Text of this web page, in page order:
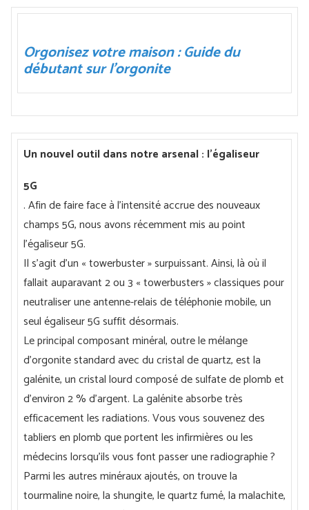
Orgonisez votre maison : Guide du
débutant sur l'orgonite
Un nouvel outil dans notre arsenal : l'égaliseur
5G
. Afin de faire face à l'intensité accrue des nouveaux
champs 5G, nous avons récemment mis au point
l'égaliseur 5G.
Il s'agit d'un « towerbuster » surpuissant. Ainsi, là où il
fallait auparavant 2 ou 3 « towerbusters » classiques pour
neutraliser une antenne-relais de téléphonie mobile, un
seul égaliseur 5G suffit désormais.
Le principal composant minéral, outre le mélange
d'orgonite standard avec du cristal de quartz, est la
galénite, un cristal lourd composé de sulfate de plomb et
d'environ 2 % d'argent. La galénite absorbe très
efficacement les radiations. Vous vous souvenez des
tabliers en plomb que portent les infirmières ou les
médecins lorsqu'ils vous font passer une radiographie ?
Parmi les autres minéraux ajoutés, on trouve la
tourmaline noire, la shungite, le quartz fumé, la malachite,